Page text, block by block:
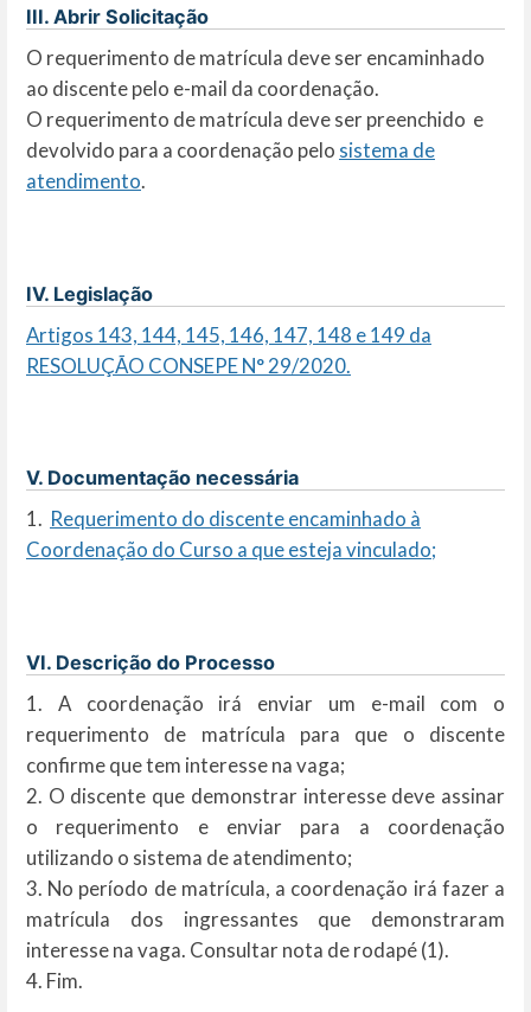
III. Abrir Solicitação
O requerimento de matrícula deve ser encaminhado
ao discente pelo e-mail da coordenação.
O requerimento de matrícula deve ser preenchido e
devolvido para a coordenação pelo sistema de
atendimento.
IV. Legislação
Artigos 143, 144, 145, 146, 147, 148 e 149 da
RESOLUÇÃO CONSEPE N° 29/2020.
V. Documentação necessária
1. Requerimento do discente encaminhado à
Coordenação do Curso a que esteja vinculado;
VI. Descrição do Processo
1. A coordenação irá enviar um e-mail com o
requerimento de matrícula para que o discente
confirme que tem interesse na vaga;
2. O discente que demonstrar interesse deve assinar
o requerimento e enviar para a coordenação
utilizando o sistema de atendimento;
3. No período de matrícula, a coordenação irá fazer a
matrícula dos ingressantes que demonstraram
interesse na vaga. Consultar nota de rodapé (1).
4. Fim.